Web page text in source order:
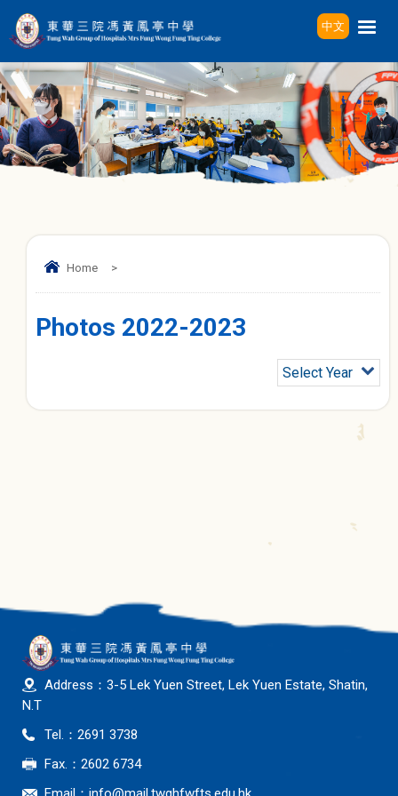
中文
Home >
Photos 2022-2023
Select Year
Address：3-5 Lek Yuen Street, Lek Yuen Estate, Shatin,
N.T
Tel.：2691 3738
Fax.：2602 6734